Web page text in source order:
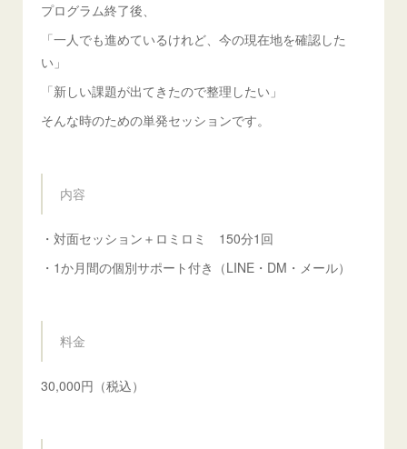
プログラム終了後、
「一人でも進めているけれど、今の現在地を確認した
い」
「新しい課題が出てきたので整理したい」
そんな時のための単発セッションです。
内容
・対面セッション＋ロミロミ 150分1回
・1か月間の個別サポート付き（LINE・DM・メール）
料金
30,000円（税込）